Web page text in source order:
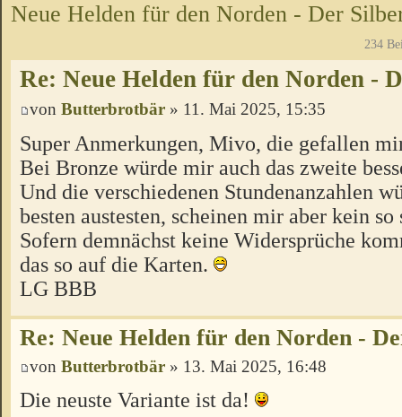
Neue Helden für den Norden - Der
234
Re: Neue Helden für den Norden -
von Butterbrotbär » 11. Mai 2025, 15:35
Super Anmerkungen, Mivo, die gefallen
Bei Bronze würde mir auch das zweite
Und die verschiedenen Stundenanzahlen
besten austesten, scheinen mir aber kein
Sofern demnächst keine Widersprüche
das so auf die Karten.
LG BBB
Re: Neue Helden für den Norden -
von Butterbrotbär » 13. Mai 2025, 16:48
Die neuste Variante ist da!